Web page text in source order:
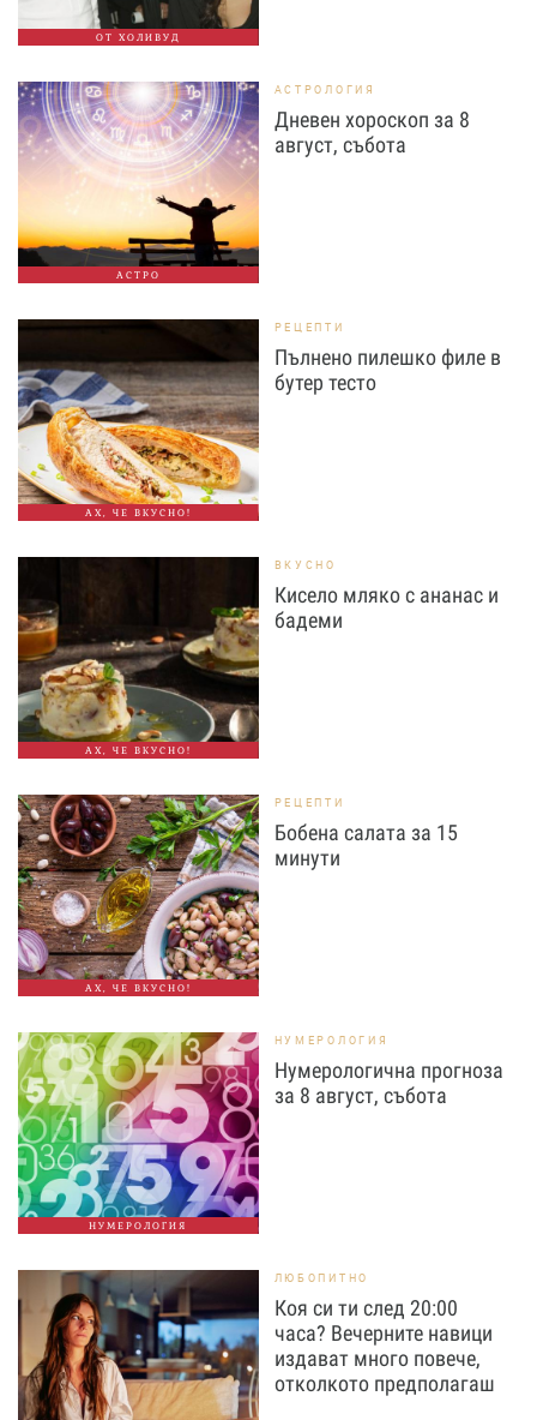
ОТ ХОЛИВУД
АСТРО
АСТРОЛОГИЯ
Дневен хороскоп за 8
август, събота
АХ, ЧЕ ВКУСНО!
РЕЦЕПТИ
Пълнено пилешко филе в
бутер тесто
АХ, ЧЕ ВКУСНО!
ВКУСНО
Кисело мляко с ананас и
бадеми
АХ, ЧЕ ВКУСНО!
РЕЦЕПТИ
Бобена салата за 15
минути
НУМЕРОЛОГИЯ
НУМЕРОЛОГИЯ
Нумерологична прогноза
за 8 август, събота
ЛЮБОПИТНО
Коя си ти след 20:00
часа? Вечерните навици
издават много повече,
отколкото предполагаш